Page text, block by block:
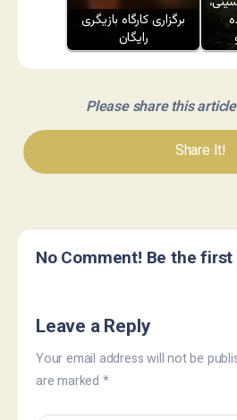
برگزاری کارگاه بازیگری
رایگان
Please share this
Share It!
No Comment! Be the first
Leave a Reply
Your email address will not be
are marked *